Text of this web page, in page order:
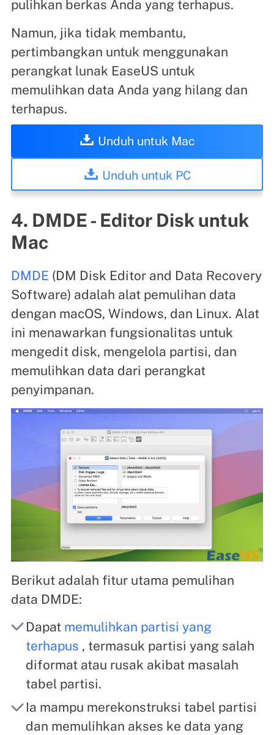
pulihkan berkas Anda yang terhapus.
Namun, jika tidak membantu,
pertimbangkan untuk menggunakan
perangkat lunak EaseUS untuk
memulihkan data Anda yang hilang dan
terhapus.
Unduh untuk Mac
Unduh untuk PC
4. DMDE - Editor Disk untuk
Mac
DMDE (DM Disk Editor and Data Recovery
Software) adalah alat pemulihan data
dengan macOS, Windows, dan Linux. Alat
ini menawarkan fungsionalitas untuk
mengedit disk, mengelola partisi, dan
memulihkan data dari perangkat
penyimpanan.
Berikut adalah fitur utama pemulihan
data DMDE:
Dapat memulihkan partisi yang
terhapus , termasuk partisi yang salah
diformat atau rusak akibat masalah
tabel partisi.
Ia mampu merekonstruksi tabel partisi
dan memulihkan akses ke data yang